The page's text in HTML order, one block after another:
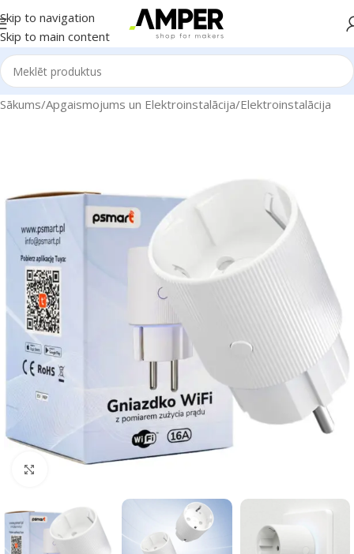
Skip to navigation
Skip to main content
Sākums/Apgaismojums un Elektroinstalācija/Elektroinstalācija
Noklikšķiniet, lai palielinātu